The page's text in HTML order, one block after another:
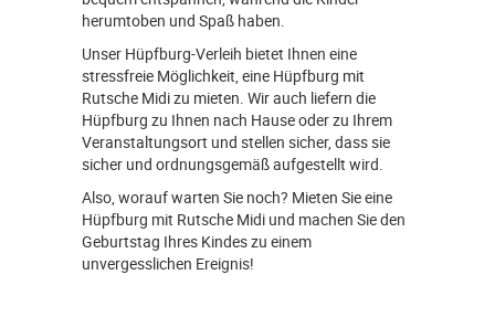
herumtoben und Spaß haben.
Unser Hüpfburg-Verleih bietet Ihnen eine
stressfreie Möglichkeit, eine Hüpfburg mit
Rutsche Midi zu mieten. Wir auch liefern die
Hüpfburg zu Ihnen nach Hause oder zu Ihrem
Veranstaltungsort und stellen sicher, dass sie
sicher und ordnungsgemäß aufgestellt wird.
Also, worauf warten Sie noch? Mieten Sie eine
Hüpfburg mit Rutsche Midi und machen Sie den
Geburtstag Ihres Kindes zu einem
unvergesslichen Ereignis!